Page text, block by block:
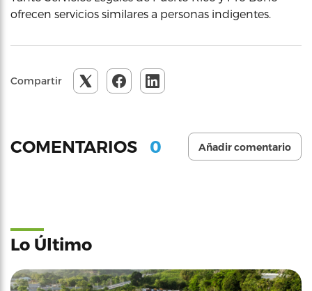
ofrecen servicios similares a personas indigentes.
Compartir
COMENTARIOS 0 Añadir comentario
Lo Último